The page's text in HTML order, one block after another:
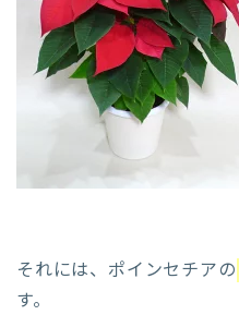
それには、ポインセチアの
す。